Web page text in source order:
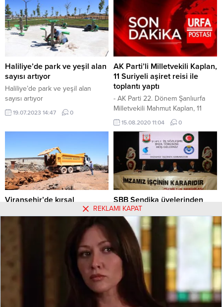
Haliliye’de park ve yeşil alan
sayısı artıyor
Haliliye’de park ve yeşil alan
sayısı artıyor
19.07.2023 14:47 0
AK Parti’li Milletvekili Kaplan,
11 Suriyeli aşiret reisi ile
toplantı yaptı
- AK Parti 22. Dönem Şanlıurfa
Milletvekili Mahmut Kaplan, 11
Suriyeli aşiret reisi ile görüştü.
Aşiret reisleri Cumhurbaşkanı
Recep Tayyip Erdoğan’a
bağlılıklarını iletti.
15.08.2020 11:04 0
Viranşehir’de kırsal
mahallelere yeni yollar
yapılıyor
Viranşehir’de kırsal mahallelere
ŞBB Sendika üyelerinden
toplu istifa iddiası!
ŞBB Sendika üyelerinden toplu
istifa iddiası!
02.07.2022 13:41
Kullanım Koşulları
REKLAMI KAPAT